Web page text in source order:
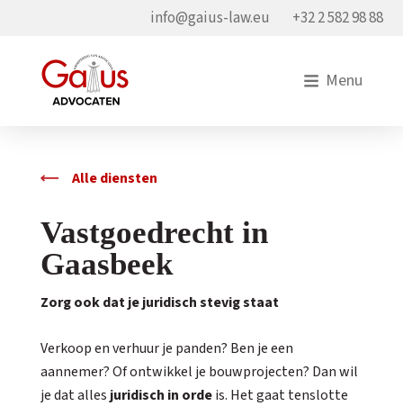
+32 2 582 98 88
info@gaius-law.eu
Menu
Alle diensten
Vastgoedrecht in
Gaasbeek
Zorg ook dat je juridisch stevig staat
Verkoop en verhuur je panden? Ben je een
aannemer? Of ontwikkel je bouwprojecten? Dan wil
je dat alles juridisch in ordeis. Het gaat tenslotte